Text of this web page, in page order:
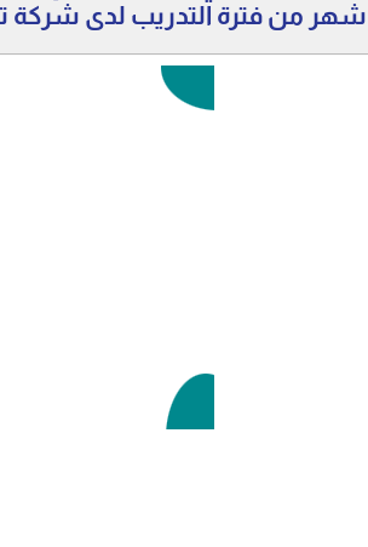
شهر من فترة التدريب لدى شركة